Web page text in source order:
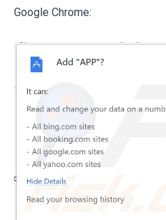
Google Chrome: